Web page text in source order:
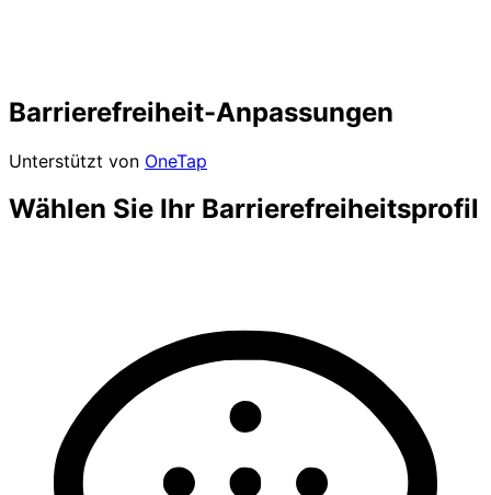
Barrierefreiheit-Anpassungen
Unterstützt von OneTap
Wählen Sie Ihr Barrierefreiheitsprofil